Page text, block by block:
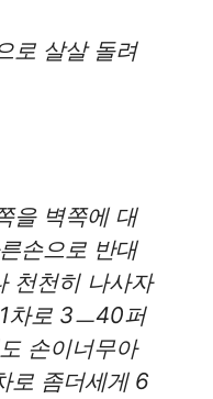
로 살살 돌려
을 벽쪽에 대
손으로 반대
천천히 나사자
차로 3ㅡ40퍼
손이너무아
로 좀더세게 6